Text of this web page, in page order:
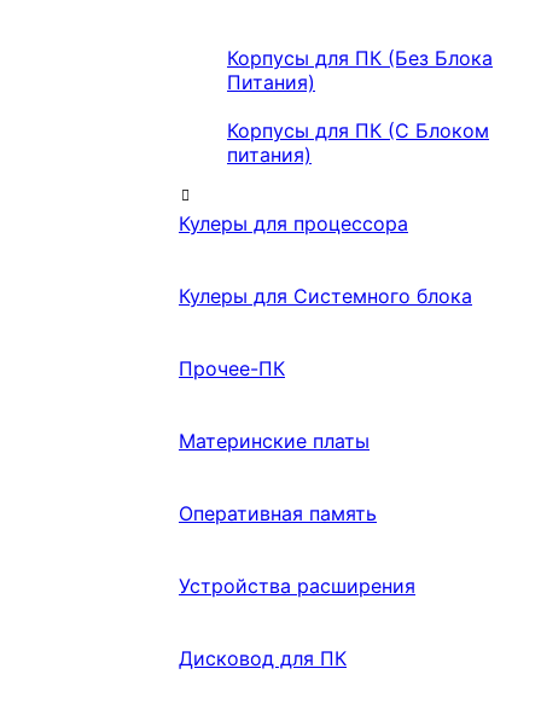
Корпусы для ПК (Без Блока
Питания)
Корпусы для ПК (С Блоком
питания)
Кулеры для процессора
Кулеры для Системного блока
Прочее-ПК
Материнские платы
Оперативная память
Устройства расширения
Дисковод для ПК